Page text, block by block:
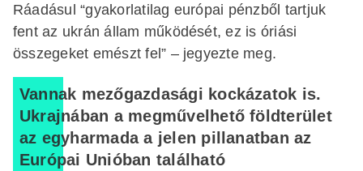
Ráadásul “gyakorlatilag európai pénzből tartjuk
fent az ukrán állam működését, ez is óriási
összegeket emészt fel” – jegyezte meg.
Vannak mezőgazdasági kockázatok is.
Ukrajnában a megművelhető földterület
az egyharmada a jelen pillanatban az
Európai Unióban található